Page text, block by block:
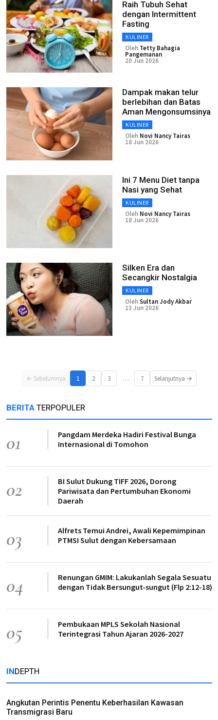
Raih Tubuh Sehat
dengan Intermittent
Fasting
KULINER
Oleh Tetty Bahagia
Pangemanan
20 Jun 2026
Dampak makan telur
berlebihan dan Batas
Aman Mengonsumsinya
KULINER
Oleh Novi Nancy Tairas
18 Jun 2026
Ini 7 Menu Diet tanpa
Nasi yang Sehat
KULINER
Oleh Novi Nancy Tairas
18 Jun 2026
Silken Era dan
Secangkir Nostalgia
KULINER
OlehSultan Jody Akbar
13 Jun 2026
← Sebelumnya 1 2 3 … 7 Selanjutnya →
BERITA TERPOPULER
01
Pangdam Merdeka Hadiri Festival Bunga
Internasional di Tomohon
02
BI Sulut Dukung TIFF 2026, Dorong
Pariwisata dan Pertumbuhan Ekonomi
Daerah
03
Alfrets Temui Andrei, Awali Kepemimpinan
PTMSI Sulut dengan Kebersamaan
04
Renungan GMIM: Lakukanlah Segala Sesuatu
dengan Tidak Bersungut-sungut (Flp 2:12-18)
05
Pembukaan MPLS Sekolah Nasional
Terintegrasi Tahun Ajaran 2026-2027
INDEPTH
Angkutan Perintis Penentu Keberhasilan Kawasan
Transmigrasi Baru